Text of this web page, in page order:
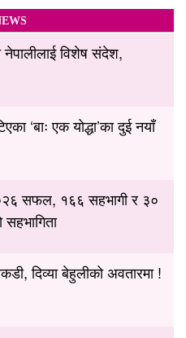
विशेष संदेश,
‘बाः एक योद्धा’का दुई नयाँ
सफल, १६६ सहभागी र ३०
सहभागिता
दिव्या बेहुलीको अवतारमा !